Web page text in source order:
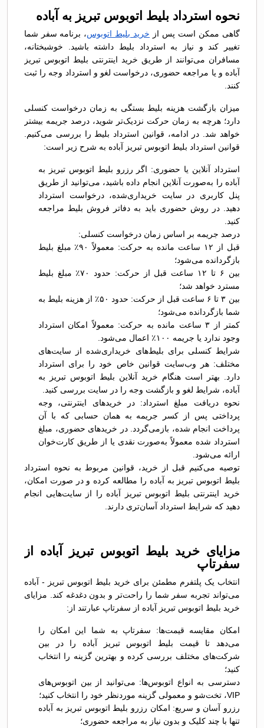
نحوه استرداد بلیط اتوبوس تبريز به آباده
گاهی ممکن است پس از خرید بلیط اتوبوس، برنامه سفر شما
تغییر کند و نیاز به استرداد بلیط داشته باشید. خوشبختانه،
مسافران می‌توانند از طریق خرید اینترنتی بلیط اتوبوس تبريز
آباده و یا مراجعه حضوری، درخواست لغو و استرداد وجه را ثبت
کنند.
میزان بازگشت هزینه بلیط بستگی به زمان درخواست کنسلی
دارد؛ هرچه به زمان حرکت نزدیک‌تر شوید، درصد جریمه بیشتر
خواهد شد. در ادامه، قوانین استرداد بلیط را بررسی می‌کنیم.
قوانین استرداد بلیط اتوبوس تبريز آباده به شرح زیر است:
استرداد آنلاین یا حضوری: اگر رزرو بلیط اتوبوس تبريز به
آباده را به‌صورت آنلاین انجام داده باشید، می‌توانید از طریق
پنل کاربری در سایت خریداری‌شده، درخواست استرداد
دهید. در روش حضوری باید به دفاتر فروش بلیط مراجعه
کنید.
درصد جریمه بر اساس زمان درخواست کنسلی:
قبل از ۱۲ ساعت مانده به حرکت: معمولاً ۹۰٪ مبلغ بلیط
بازگردانده می‌شود؛
بین ۶ تا ۱۲ ساعت قبل از حرکت: حدود ۷۰٪ مبلغ بلیط
مسترد خواهد شد؛
بین ۳ تا ۶ ساعت قبل از حرکت: حدود ۵۰٪ از هزینه بلیط به
شما بازگردانده می‌شود؛
کمتر از ۳ ساعت مانده به حرکت: معمولاً امکان استرداد
وجود ندارد یا جریمه ۱۰۰٪ اعمال می‌شود.
شرایط کنسلی برای بلیط‌های خریداری‌شده از سایت‌های
مختلف: هر وب‌سایت قوانین خاص خود را برای استرداد
دارد. بهتر است هنگام خرید آنلاین بلیط اتوبوس تبريز به
آباده، شرایط لغو و بازگشت وجه را در سایت بررسی کنید.
نحوه دریافت مبلغ استرداد: در خریدهای اینترنتی، وجه
پرداختی پس از کسر جریمه به همان حسابی که با آن
پرداخت انجام شده، بازمی‌گردد. در خریدهای حضوری، مبلغ
استرداد شده معمولاً به‌صورت نقدی یا از طریق کارت‌خوان
ارائه می‌شود.
توصیه می‌کنیم قبل از خرید، قوانین مربوط به نحوه استرداد
بلیط اتوبوس تبريز به آباده را مطالعه کرده و در صورت امکان،
خرید اینترنتی بلیط اتوبوس تبريز آباده را از سایت‌هایی انجام
دهید که شرایط استرداد آسان‌تری دارند.
مزایای خرید بلیط اتوبوس تبريز آباده از
سفرتاپ
انتخاب یک پلتفرم مطمئن برای خرید بلیط اتوبوس تبريز - آباده
می‌تواند تجربه سفر شما را راحت‌تر و بدون دغدغه کند. مزایای
خرید بلیط اتوبوس تبريز آباده از سفرتاپ عبارتند از:
امکان مقایسه قیمت‌ها: سفرتاپ به شما این امکان را
می‌دهد تا قیمت بلیط اتوبوس تبريز آباده را در بین
شرکت‌های مختلف بررسی کرده و بهترین گزینه را انتخاب
کنید؛
دسترسی به انواع اتوبوس‌ها: می‌توانید از بین اتوبوس‌های
VIP، تخت‌شو و معمولی گزینه موردنظر خود را انتخاب کنید؛
رزرو آسان و سریع: امکان رزرو بلیط اتوبوس تبريز به آباده
تنها با چند کلیک و بدون نیاز به مراجعه حضوری؛